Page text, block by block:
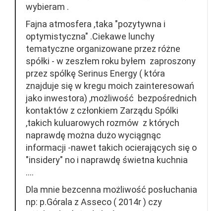
wybieram .
Fajna atmosfera ,taka "pozytywna i
optymistyczna" .Ciekawe lunchy
tematyczne organizowane przez różne
spółki - w zeszłem roku byłem zaproszony
przez spólkę Serinus Energy ( która
znajduje się w kregu moich zainteresowań
jako inwestora) ,możliwość bezpośrednich
kontaktów z członkiem Zarządu Spólki
,takich kuluarowych rozmów z których
naprawdę można dużo wyciągnąc
informacji -nawet takich ocierających się o
"insidery" no i naprawdę świetna kuchnia
....
Dla mnie bezcenna możliwość posłuchania
np: p.Górala z Asseco ( 2014r ) czy